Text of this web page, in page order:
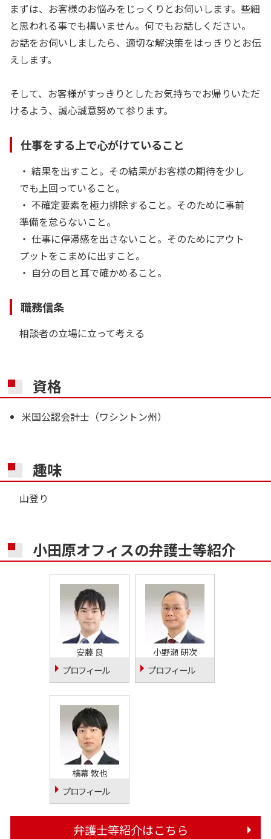
まずは、お客様のお悩みをじっくりとお伺いします。些細
と思われる事でも構いません。何でもお話しください。
お話をお伺いしましたら、適切な解決策をはっきりとお伝
えします。
そして、お客様がすっきりとしたお気持ちでお帰りいただ
けるよう、誠心誠意努めて参ります。
仕事をする上で心がけていること
・ 結果を出すこと。その結果がお客様の期待を少し
でも上回っていること。
・ 不確定要素を極力排除すること。そのために事前
準備を怠らないこと。
・ 仕事に停滞感を出さないこと。そのためにアウト
プットをこまめに出すこと。
・ 自分の目と耳で確かめること。
職務信条
相談者の立場に立って考える
資格
米国公認会計士（ワシントン州）
趣味
山登り
小田原オフィスの弁護士等紹介
安藤 良
プロフィール
小野瀬 研次
プロフィール
横幕 敦也
プロフィール
弁護士等紹介はこちら